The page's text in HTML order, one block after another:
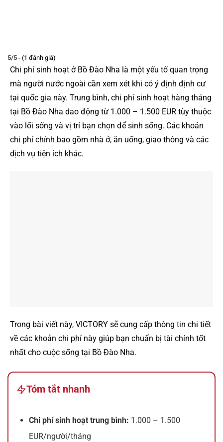
5/5 - (1 đánh giá)
Chi phí sinh hoạt ở Bồ Đào Nha là một yếu tố quan trọng
mà người nước ngoài cần xem xét khi có ý định định cư
tại quốc gia này. Trung bình, chi phí sinh hoạt hàng tháng
tại Bồ Đào Nha dao động từ 1.000 – 1.500 EUR tùy thuộc
vào lối sống và vị trí bạn chọn để sinh sống. Các khoản
chi phí chính bao gồm nhà ở, ăn uống, giao thông và các
dịch vụ tiện ích khác.
Trong bài viết này, VICTORY sẽ cung cấp thông tin chi tiết
về các khoản chi phí này giúp bạn chuẩn bị tài chính tốt
nhất cho cuộc sống tại Bồ Đào Nha.
Tóm tắt nhanh
Chi phí sinh hoạt trung bình: 1.000 – 1.500
EUR/người/tháng